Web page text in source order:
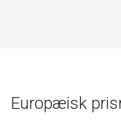
Europæisk